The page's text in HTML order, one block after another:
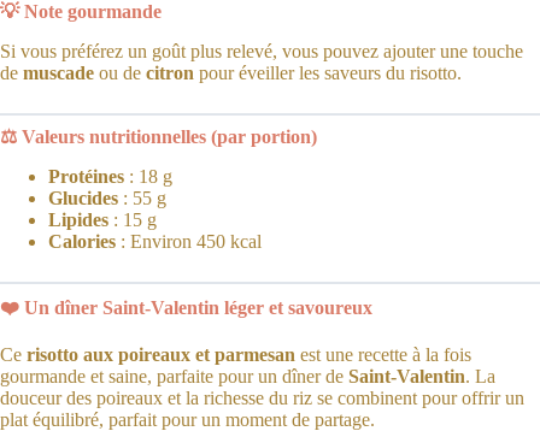
💡 Note gourmande
Si vous préférez un goût plus relevé, vous pouvez ajouter une touche
de muscade ou de citron pour éveiller les saveurs du risotto.
⚖️ Valeurs nutritionnelles (par portion)
Protéines : 18 g
Glucides : 55 g
Lipides : 15 g
Calories : Environ 450 kcal
❤️ Un dîner Saint-Valentin léger et savoureux
Ce risotto aux poireaux et parmesan est une recette à la fois
gourmande et saine, parfaite pour un dîner de Saint-Valentin. La
douceur des poireaux et la richesse du riz se combinent pour offrir un
plat équilibré, parfait pour un moment de partage.